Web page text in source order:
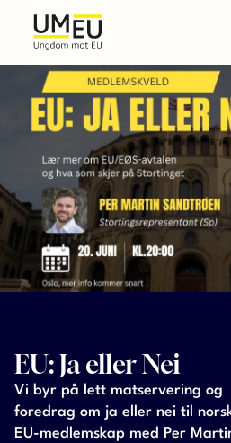
EU: Ja eller Nei
Vi byr på lett matservering og
foredrag om ja eller nei til
EU-medlemskap med Per